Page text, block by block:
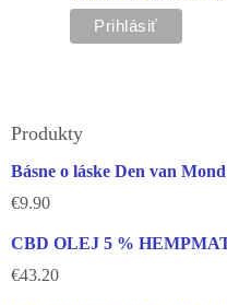
Produkty
Básne o láske Den van
€9.90
CBD OLEJ 5 %
€43.20